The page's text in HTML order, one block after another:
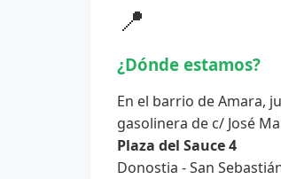
📍
¿Dónde estamos?
En el barrio de Amara,
gasolinera de c/ José
Plaza del Sauce 4
Donostia - San